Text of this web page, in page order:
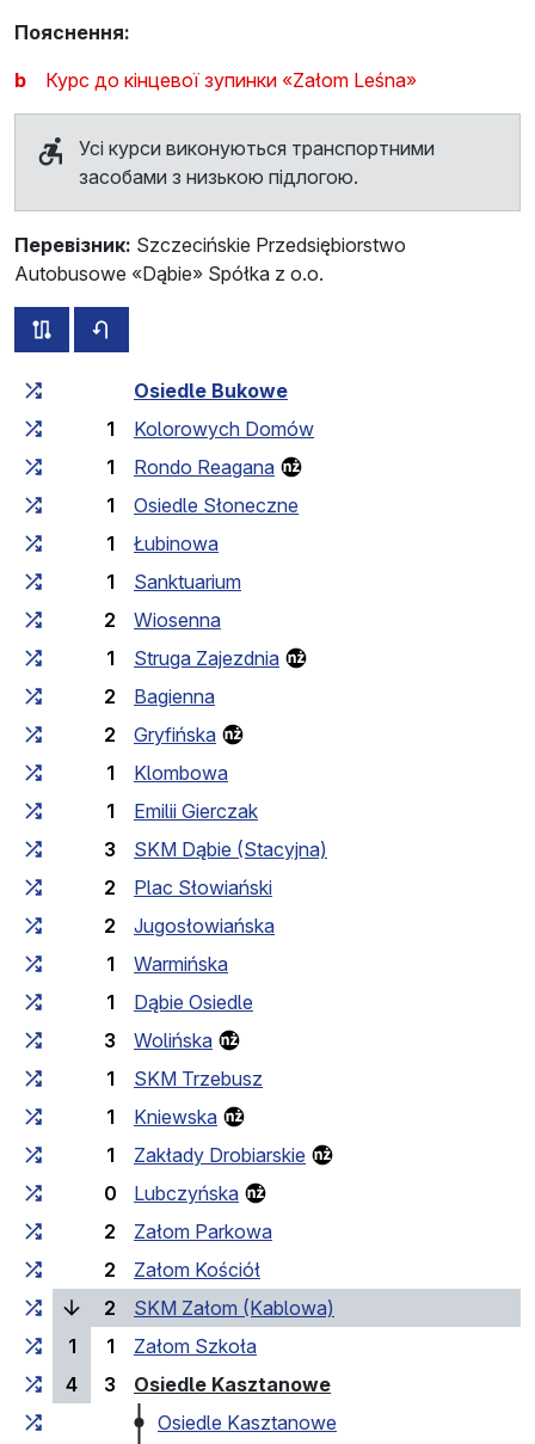
Пояснення:
b
Курс до кінцевої зупинки «Załom Leśna»
Усі курси виконуються транспортними
засобами з низькою підлогою.
Перевізник: Szczecińskie Przedsiębiorstwo
Autobusowe «Dąbie» Spółka z o.o.
всі схеми цього маршруту
Загальний час у дорозі Час у дорозі між
Osiedle Bukowe
1
Kolorowych Domów
1
Rondo Reagana
1
Osiedle Słoneczne
1
Łubinowa
1
Sanktuarium
2
Wiosenna
1
Struga Zajezdnia
2
Bagienna
2
Gryfińska
1
Klombowa
1
Emilii Gierczak
3
SKM Dąbie (Stacyjna)
2
Plac Słowiański
2
Jugosłowiańska
1
Warmińska
1
Dąbie Osiedle
3
Wolińska
1
SKM Trzebusz
1
Kniewska
1
Zakłady Drobiarskie
0
Lubczyńska
2
Załom Parkowa
2
Załom Kościół
2
SKM Załom (Kablowa)
1
1
Załom Szkoła
4
3 Osiedle Kasztanowe(кінцева зупинка)
Osiedle Kasztanowe